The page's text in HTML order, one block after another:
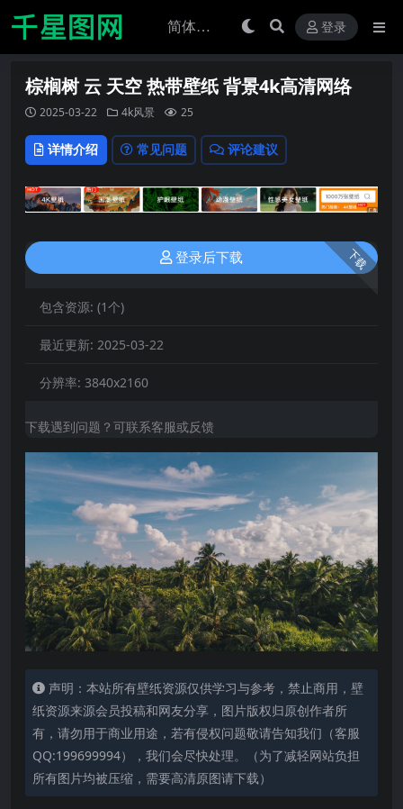
登录
棕榈树 云 天空 热带壁纸 背景4k高清网络
2025-03-22 4k风景 25
详情介绍 常见问题 评论建议
下载
登录后下载
包含资源: (1个)
最近更新: 2025-03-22
分辨率: 3840x2160
下载遇到问题？可联系客服或反馈
声明：本站所有壁纸资源仅供学习与参考，禁止商用，壁
纸资源来源会员投稿和网友分享，图片版权归原创作者所
有，请勿用于商业用途，若有侵权问题敬请告知我们（客服
QQ:199699994），我们会尽快处理。（为了减轻网站负担
所有图片均被压缩，需要高清原图请下载）